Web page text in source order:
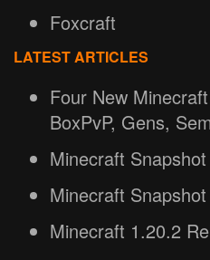
Foxcraft
LATEST ARTICLES
Four New
BoxPvP, Gens,
Minecraft
Minecraft
Minecraft 1.20.2